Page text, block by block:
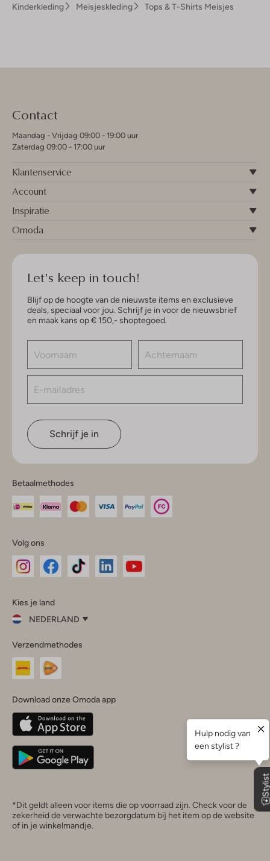
Kinderkleding Meisjeskleding Tops & T-Shirts Meisjes
Contact
Maandag - Vrijdag 09:00 - 19:00 uur
Zaterdag 09:00 - 17:00 uur
Klantenservice
Account
Inspiratie
Omoda
Let's keep in touch!
Blijf op de hoogte van de nieuwste items en exclusieve
deals, speciaal voor jou. Schrijf je in voor de nieuwsbrief
en maak kans op € 150,- shoptegoed.
Schrijf je in
Betaalmethodes
Volg ons
InstagramFacebook
Kies je land
NEDERLAND
je
land
Nederland
Belgique(Français)
Deutschland
Verzendmethodes
Download onze Omoda app
*Dit geldt alleen voor items die op voorraad zijn. Check voor de
zekerheid de verwachte bezorgdatum bij het item op de website
of in je winkelmandje.